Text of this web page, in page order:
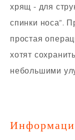
хрящ - для
спинки носа".
простая
хотят
небольшими